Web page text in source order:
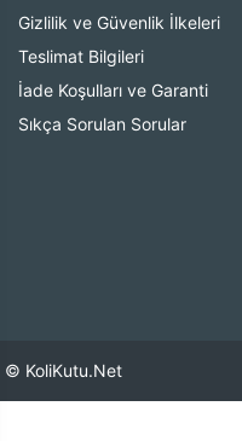
Gizlilik ve Güvenlik İlkeleri
Teslimat Bilgileri
İade Koşulları ve Garanti
Sıkça Sorulan Sorular
© KoliKutu.Net